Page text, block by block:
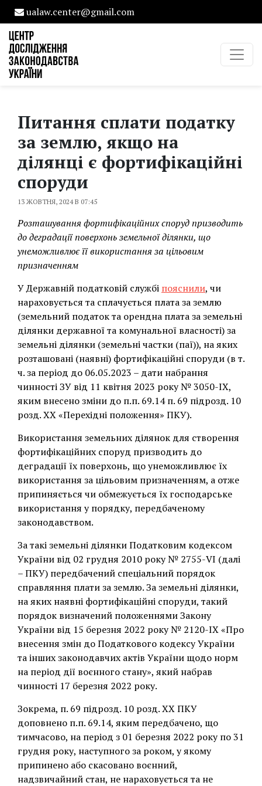
ualaw.center@gmail.com
Питання сплати податку
за землю, якщо на
ділянці є фортифікаційні
споруди
13 ЖОВТНЯ, 2024 В 07:45
Розташування фортифікаційних споруд призводить
до деградації поверхонь земельної ділянки, що
унеможливлює її використання за цільовим
призначенням
У Державній податковій службі пояснили, чи
нараховується та сплачується плата за землю
(земельний податок та орендна плата за земельні
ділянки державної та комунальної власності) за
земельні ділянки (земельні частки (паї)), на яких
розташовані (наявні) фортифікаційні споруди (в т.
ч. за період до 06.05.2023 – дати набрання
чинності ЗУ від 11 квітня 2023 року № 3050-ІХ,
яким внесено зміни до п.п. 69.14 п. 69 підрозд. 10
розд. ХХ «Перехідні положення» ПКУ).
Використання земельних ділянок для створення
фортифікаційних споруд призводить до
деградації їх поверхонь, що унеможливлює їх
використання за цільовим призначенням, а отже
припиняється чи обмежується їх господарське
використання у порядку, передбаченому
законодавством.
За такі земельні ділянки Податковим кодексом
України від 02 грудня 2010 року № 2755-VI (далі
– ПКУ) передбачений спеціальний порядок
справляння плати за землю. За земельні ділянки,
на яких наявні фортифікаційні споруди, такий
порядок визначений положеннями Закону
України від 15 березня 2022 року № 2120-ІХ «Про
внесення змін до Податкового кодексу України
та інших законодавчих актів України щодо норм
на період дії воєнного стану», який набрав
чинності 17 березня 2022 року.
Зокрема, п. 69 підрозд. 10 розд. ХХ ПКУ
доповнено п.п. 69.14, яким передбачено, що
тимчасово, на період з 01 березня 2022 року по 31
грудня року, наступного за роком, у якому
припинено або скасовано воєнний,
надзвичайний стан, не нараховується та не